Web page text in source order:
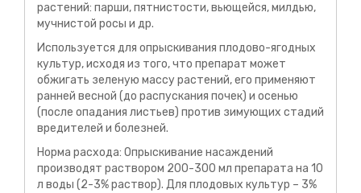
растений: парши, пятнистости, вьющейся, милдью,
мучнистой росы и др.
Используется для опрыскивания плодово-ягодных
культур, исходя из того, что препарат может
обжигать зеленую массу растений, его применяют
ранней весной (до распускания почек) и осенью
(после опадания листьев) против зимующих стадий
вредителей и болезней.
Норма расхода: Опрыскивание насаждений
производят раствором 200-300 мл препарата на 10
л воды (2-3% раствор). Для плодовых культур – 3%